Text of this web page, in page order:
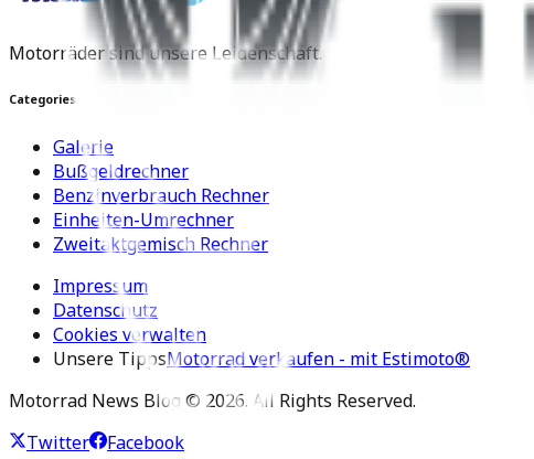
Motorräder sind unsere Leidenschaft.
Categories
Galerie
Bußgeldrechner
Benzinverbrauch Rechner
Einheiten-Umrechner
Zweitaktgemisch Rechner
Impressum
Datenschutz
Cookies verwalten
Unsere TippsMotorrad verkaufen - mit Estimoto®
Motorrad News Blog © 2026. All Rights Reserved.
Twitter
Facebook